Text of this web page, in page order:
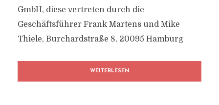
GmbH, diese vertreten durch die
Geschäftsführer Frank Martens und Mike
Thiele, Burchardstraße 8, 20095 Hamburg
WEITERLESEN